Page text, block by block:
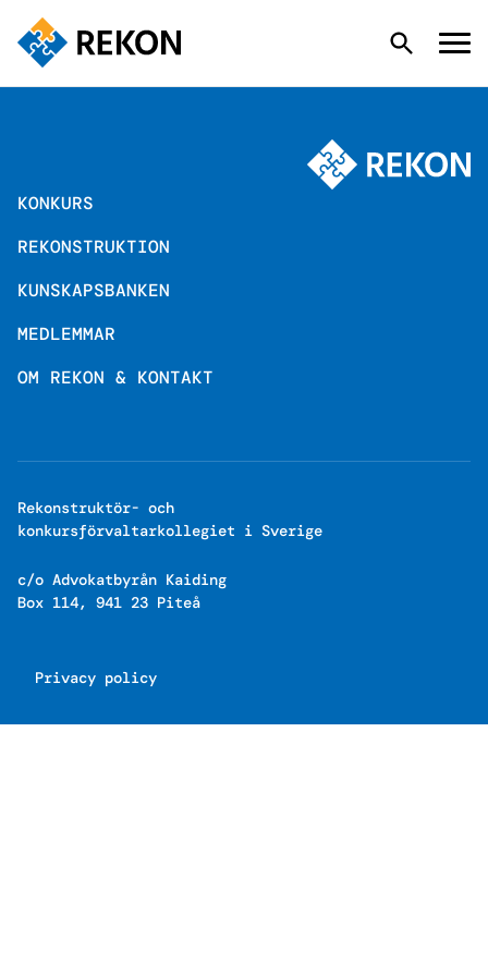
REKONSTRUKTION
KUNSKAPSBANKEN
OM REKON & KONTAKT
KONKURS
REKONSTRUKTION
KUNSKAPSBANKEN
MEDLEMMAR
OM REKON & KONTAKT
Rekonstruktör- och
konkursförvaltarkollegiet i Sverige
c/o Advokatbyrån Kaiding
Box 114, 941 23 Piteå
Privacy policy